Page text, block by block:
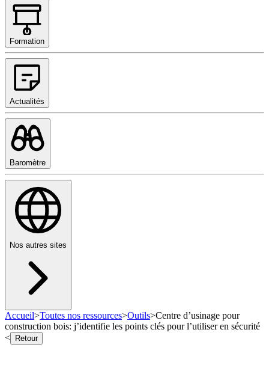
Formation
Actualités
Baromètre
Nos autres sites
Accueil>Toutes nos ressources>Outils>Centre d’usinage pour
construction bois: j’identifie les points clés pour l’utiliser en sécurité
<
Retour